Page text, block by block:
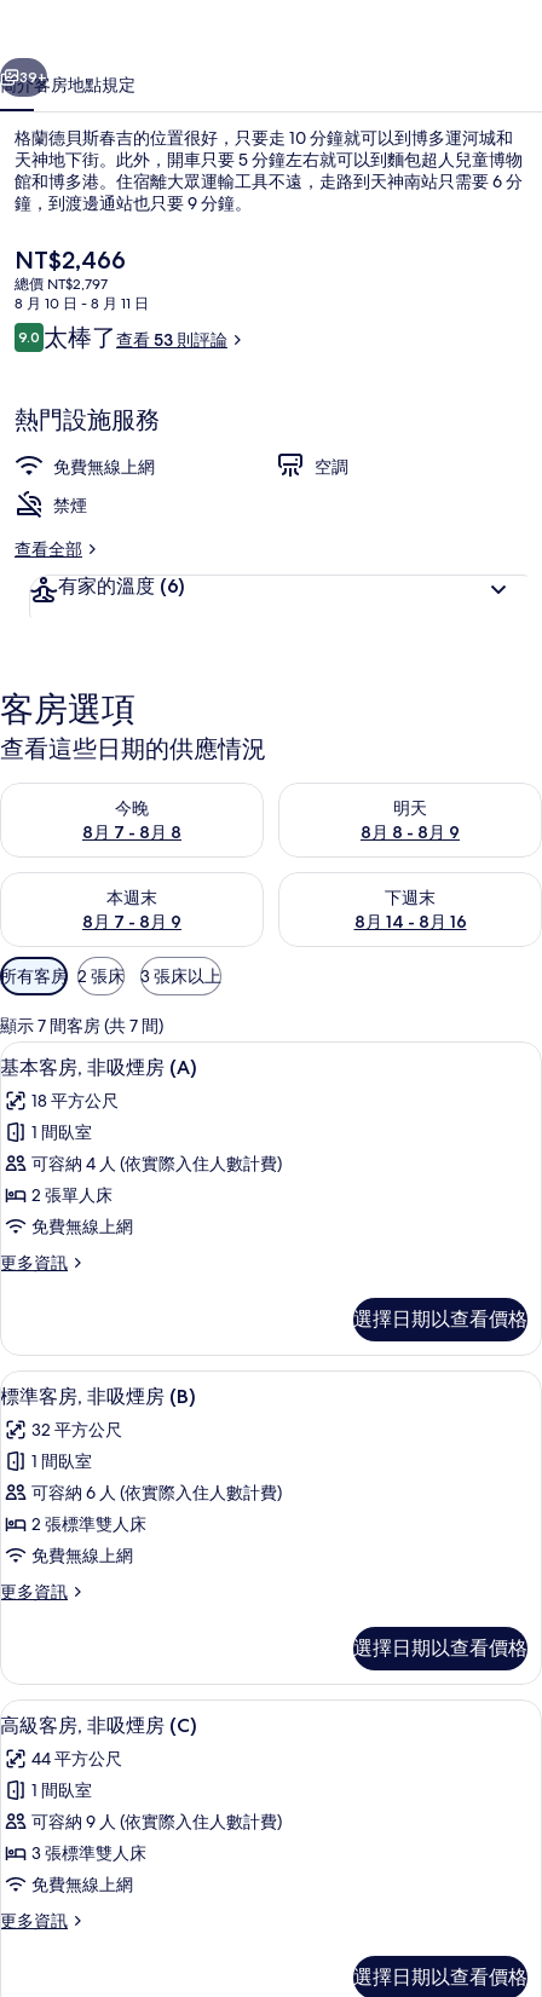
的
相
片
集
個 下一個
39+
簡介客房地點規定
格蘭德貝斯春吉的位置很好，只要走 10 分鐘就可以到博多運河城和
天神地下街。此外，開車只要 5 分鐘左右就可以到麵包超人兒童博物
館和博多港。住宿離大眾運輸工具不遠，走路到天神南站只需要 6 分
鐘，到渡邊通站也只要 9 分鐘。
目
前
的
價
格
NT$2,466
總價 NT$2,797
8 月 10 日 - 8 月 11 日
評
論
9.09.0 分，滿分 10 分，
太棒了查看 53 則評論
熱門設施服務
免費無線上網
空調
禁煙
查看全部
有家的溫度 (6)
客房選項
查看這些日期的供應情況
今晚
8月 7 - 8月 8
查看今晚 (8月 7 - 8月 8) 的供應情況
明天
8月 8 - 8月 9
查看明天 (8月 8 - 8月 9) 的供
本週末
8月 7 - 8月 9
查看本週末 (8月 7 - 8月 9) 的供應情況
下週末
8月 14 - 8月 16
查看下週末 (8月 14 - 8月 16)
可
用
的
客
房
篩
選
條
所有客房 2 張床 3 張床以上
顯示 7 間客房 (共 7 間)
顯
示
基
本
客
房,
吸
房
(A)
的
所
有
相
片
基本客房, 非吸煙房 (A) | 免費無線上網
17
基本客房, 非吸煙房 (A)
18 平方公尺
1 間臥室
可容納 4 人 (依實際入住人數計費)
2 張單人床
免費無線上網
更多資訊
更
客
房,
非
煙
房
(A)
的
詳
情
選擇日期以查看價格
顯
示
標
準
客
房,
吸
房
(B)
的
所
有
相
片
標準客房, 非吸煙房 (B) | 免費無線上網
22
標準客房, 非吸煙房 (B)
32 平方公尺
1 間臥室
可容納 6 人 (依實際入住人數計費)
2 張標準雙人床
免費無線上網
更多資訊
更
客
房,
非
煙
房
(B)
的
詳
情
選擇日期以查看價格
顯
示
高
級
客
房,
吸
高級客房, 非吸煙房 (C) | 免費無線上網
22
高級客房, 非吸煙房 (C)
44 平方公尺
1 間臥室
可容納 9 人 (依實際入住人數計費)
3 張標準雙人床
免費無線上網
更多資訊
更
選擇日期以查看價格